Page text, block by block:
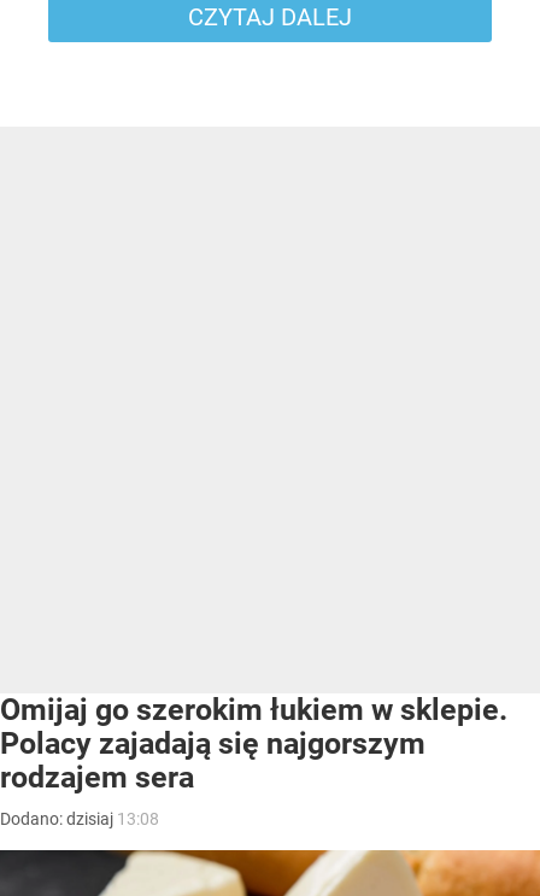
CZYTAJ DALEJ
Omijaj go szerokim łukiem w sklepie.
Polacy zajadają się najgorszym
rodzajem sera
Dodano:dzisiaj 13:08